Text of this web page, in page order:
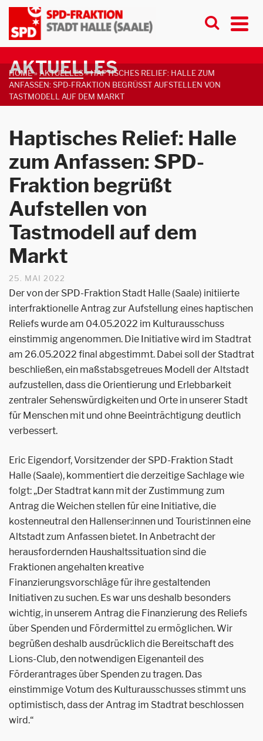
AKTUELLES
HOME»AKTUELLES»HAPTISCHES RELIEF: HALLE ZUM
ANFASSEN: SPD-FRAKTION BEGRÜSST AUFSTELLEN VON T
ASTMODELL AUF DEM MARKT
Haptisches Relief: Halle
zum Anfassen: SPD-
Fraktion begrüßt
Aufstellen von
Tastmodell auf dem
Markt
25. MAI 2022
Der von der SPD-Fraktion Stadt Halle (Saale) initiierte
interfraktionelle Antrag zur Aufstellung eines haptischen
Reliefs wurde am 04.05.2022 im Kulturausschuss
einstimmig angenommen. Die Initiative wird im Stadtrat
am 26.05.2022 final abgestimmt. Dabei soll der Stadtrat
beschließen, ein maßstabsgetreues Modell der Altstadt
aufzustellen, dass die Orientierung und Erlebbarkeit
zentraler Sehenswürdigkeiten und Orte in unserer Stadt
für Menschen mit und ohne Beeinträchtigung deutlich
verbessert.
Eric Eigendorf, Vorsitzender der SPD-Fraktion Stadt
Halle (Saale), kommentiert die derzeitige Sachlage wie
folgt: „Der Stadtrat kann mit der Zustimmung zum
Antrag die Weichen stellen für eine Initiative, die
kostenneutral den Hallenser:innen und Tourist:innen eine
Altstadt zum Anfassen bietet. In Anbetracht der
herausfordernden Haushaltssituation sind die
Fraktionen angehalten kreative
Finanzierungsvorschläge für ihre gestaltenden
Initiativen zu suchen. Es war uns deshalb besonders
wichtig, in unserem Antrag die Finanzierung des Reliefs
über Spenden und Fördermittel zu ermöglichen. Wir
begrüßen deshalb ausdrücklich die Bereitschaft des
Lions-Club, den notwendigen Eigenanteil des
Förderantrages über Spenden zu tragen. Das
einstimmige Votum des Kulturausschusses stimmt uns
optimistisch, dass der Antrag im Stadtrat beschlossen
wird.“